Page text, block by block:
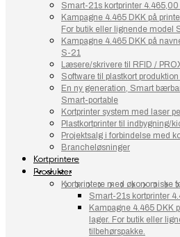
Smart-21s kortprinter 4.465,00
Kampagne 4.465 DKK på
For butik eller lignende model
Kampagne 4.465 DKK på
S-21
Læsere/skrivere til RFID /
Software til plastkort
En ny generation, Smart
Smart-portable
Kortprinter system med laser
Plastkortprinter til indbygning/
Projektsalg i forbindelse med
Brancheløsninger
Kortprintere
Produkter
Kortprintere med økonomiske
Smart-21s kortprinter
Kampagne 4.465 DKK
lager. For butik eller
tilbehørspakke.